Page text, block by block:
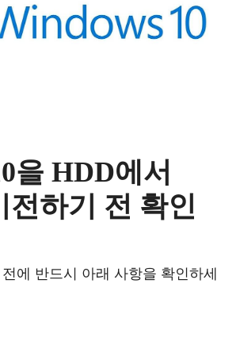
을 HDD에서
전하기 전 확인
전에 반드시 아래 사항을 확인하세